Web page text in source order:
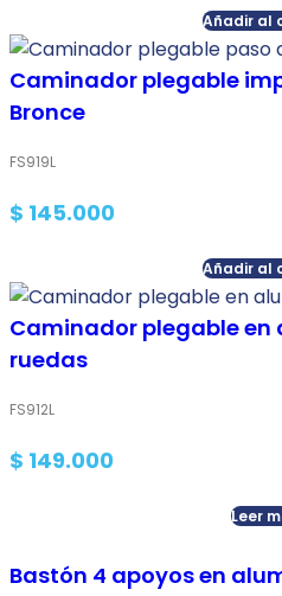
Añadir al
Caminador plegable
Bronce
FS919L
$ 145.000
Añadir al
Caminador plegable en
ruedas
FS912L
$ 149.000
Leer
Bastón 4 apoyos en